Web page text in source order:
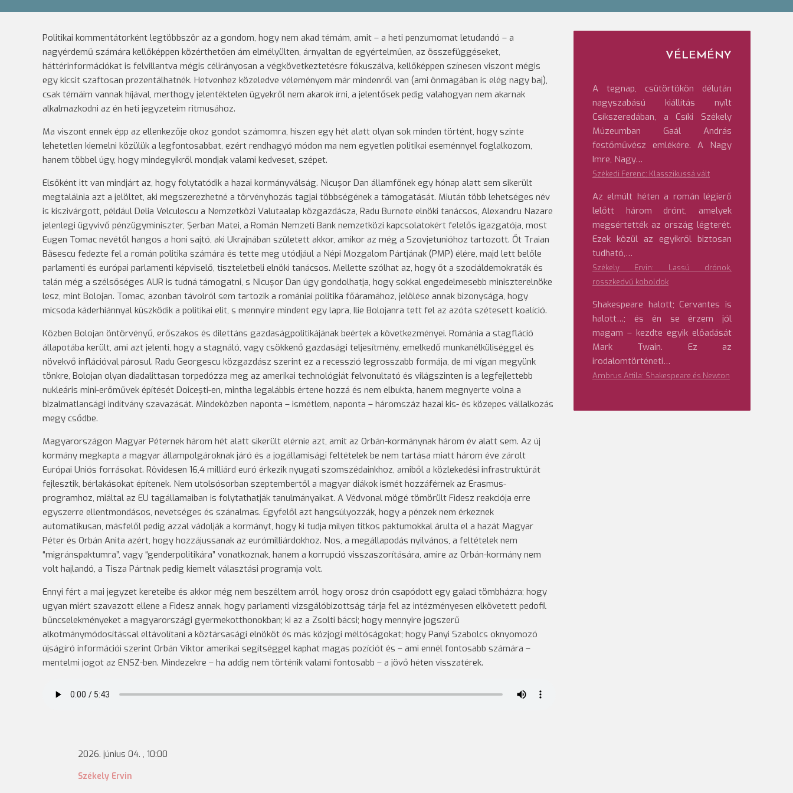
Politikai kommentátorként legtöbbször az a gondom, hogy nem akad témám, amit – a heti penzumomat letudandó – a
nagyérdemű számára kellőképpen közérthetően ám elmélyülten, árnyaltan de egyértelműen, az összefüggéseket,
háttérinformációkat is felvillantva mégis célirányosan a végkövetkeztetésre fókuszálva, kellőképpen színesen viszont mégis
egy kicsit szaftosan prezentálhatnék. Hetvenhez közeledve véleményem már mindenről van (ami önmagában is elég nagy baj),
csak témáim vannak híjával, merthogy jelentéktelen ügyekről nem akarok írni, a jelentősek pedig valahogyan nem akarnak
alkalmazkodni az én heti jegyzeteim ritmusához.
Ma viszont ennek épp az ellenkezője okoz gondot számomra, hiszen egy hét alatt olyan sok minden történt, hogy szinte
lehetetlen kiemelni közülük a legfontosabbat, ezért rendhagyó módon ma nem egyetlen politikai eseménnyel foglalkozom,
hanem többel úgy, hogy mindegyikről mondjak valami kedveset, szépet.
Elsőként itt van mindjárt az, hogy folytatódik a hazai kormányválság. Nicuşor Dan államfőnek egy hónap alatt sem sikerült
megtalálnia azt a jelöltet, aki megszerezhetné a törvényhozás tagjai többségének a támogatását. Miután több lehetséges név
is kiszivárgott, például Delia Velculescu a Nemzetközi Valutaalap közgazdásza, Radu Burnete elnöki tanácsos, Alexandru Nazare
jelenlegi ügyvivő pénzügyminiszter, Şerban Matei, a Román Nemzeti Bank nemzetközi kapcsolatokért felelős igazgatója, most
Eugen Tomac nevétől hangos a honi sajtó, aki Ukrajnában született akkor, amikor az még a Szovjetunióhoz tartozott. Őt Traian
Băsescu fedezte fel a román politika számára és tette meg utódjául a Népi Mozgalom Pártjának (PMP) élére, majd lett belőle
parlamenti és európai parlamenti képviselő, tiszteletbeli elnöki tanácsos. Mellette szólhat az, hogy őt a szociáldemokraták és
talán még a szélsőséges AUR is tudná támogatni, s Nicuşor Dan úgy gondolhatja, hogy sokkal engedelmesebb miniszterelnöke
lesz, mint Bolojan. Tomac, azonban távolról sem tartozik a romániai politika főáramához, jelölése annak bizonysága, hogy
micsoda káderhiánnyal küszködik a politikai elit, s mennyire mindent egy lapra, Ilie Bolojanra tett fel az azóta szétesett koalíció.
Közben Bolojan öntörvényű, erőszakos és dilettáns gazdaságpolitikájának beértek a következményei. Románia a stagfláció
állapotába került, ami azt jelenti, hogy a stagnáló, vagy csökkenő gazdasági teljesítmény, emelkedő munkanélküliséggel és
növekvő inflációval párosul. Radu Georgescu közgazdász szerint ez a recesszió legrosszabb formája, de mi vígan megyünk
tönkre, Bolojan olyan diadalittasan torpedózza meg az amerikai technológiát felvonultató és világszinten is a legfejlettebb
nukleáris mini-erőművek építését Doiceşti-en, mintha legalábbis értene hozzá és nem elbukta, hanem megnyerte volna a
bizalmatlansági indítvány szavazását. Mindeközben naponta – ismétlem, naponta – háromszáz hazai kis- és közepes vállalkozás
megy csődbe.
Magyarországon Magyar Péternek három hét alatt sikerült elérnie azt, amit az Orbán-kormánynak három év alatt sem. Az új
kormány megkapta a magyar állampolgároknak járó és a jogállamisági feltételek be nem tartása miatt három éve zárolt
Európai Uniós forrásokat. Rövidesen 16,4 milliárd euró érkezik nyugati szomszédainkhoz, amiből a közlekedési infrastruktúrát
fejlesztik, bérlakásokat építenek. Nem utolsósorban szeptembertől a magyar diákok ismét hozzáférnek az Erasmus-
programhoz, miáltal az EU tagállamaiban is folytathatják tanulmányaikat. A Védvonal mögé tömörült Fidesz reakciója erre
egyszerre ellentmondásos, nevetséges és szánalmas. Egyfelől azt hangsúlyozzák, hogy a pénzek nem érkeznek
automatikusan, másfelől pedig azzal vádolják a kormányt, hogy ki tudja milyen titkos paktumokkal árulta el a hazát Magyar
Péter és Orbán Anita azért, hogy hozzájussanak az eurómilliárdokhoz. Nos, a megállapodás nyilvános, a feltételek nem
“migránspaktumra”, vagy “genderpolitikára” vonatkoznak, hanem a korrupció visszaszorítására, amire az Orbán-kormány nem
volt hajlandó, a Tisza Pártnak pedig kiemelt választási programja volt.
Ennyi fért a mai jegyzet kereteibe és akkor még nem beszéltem arról, hogy orosz drón csapódott egy galaci tömbházra; hogy
ugyan miért szavazott ellene a Fidesz annak, hogy parlamenti vizsgálóbizottság tárja fel az intézményesen elkövetett pedofil
bűncselekményeket a magyarországi gyermekotthonokban; ki az a Zsolti bácsi; hogy mennyire jogszerű
alkotmánymódosítással eltávolítani a köztársasági elnököt és más közjogi méltóságokat; hogy Panyi Szabolcs oknyomozó
újságíró információi szerint Orbán Viktor amerikai segítséggel kaphat magas pozíciót és – ami ennél fontosabb számára –
mentelmi jogot az ENSZ-ben. Mindezekre – ha addig nem történik valami fontosabb – a jövő héten visszatérek.
2026. június 04. , 10:00
Székely Ervin
VÉLEMÉNY
A tegnap, csütörtökön délután
nagyszabású kiállítás nyílt
Csíkszeredában, a Csíki Székely
Múzeumban Gaál András
festőművész emlékére. A Nagy
Imre, Nagy…
Székedi Ferenc: Klasszikussá vált
Az elmúlt héten a román légierő
lelőtt három drónt, amelyek
megsértették az ország légterét.
Ezek közül az egyikről biztosan
tudható,…
Székely Ervin: Lassú drónok,
rosszkedvű koboldok
Shakespeare halott; Cervantes is
halott…; és én se érzem jól
magam – kezdte egyik előadását
Mark Twain. Ez az
irodalomtörténeti…
Ambrus Attila: Shakespeare és Newton